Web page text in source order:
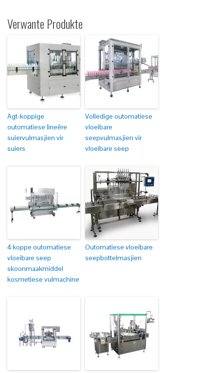
Verwante Produkte
Agt-koppige
outomatiese lineêre
suiervulmasjien vir
suiers
Volledige outomatiese
vloeibare
seepvulmasjien vir
vloeibare seep
4 koppe outomatiese
vloeibare seep
skoonmaakmiddel
kosmetiese vulmachine
Outomatiese vloeibare
seepbottelmasjien